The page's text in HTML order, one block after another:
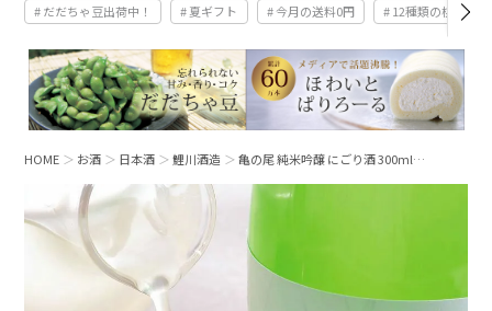
# だだちゃ豆出荷中！ # 夏ギフト # 今月の送料0円 # 12種類の桃
HOME お酒 日本酒 鯉川酒造 亀の尾 純米吟醸 にごり酒 300ml…